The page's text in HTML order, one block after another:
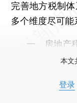
完善地方税制
多个维度尽可能
一、房地产
本文
登录